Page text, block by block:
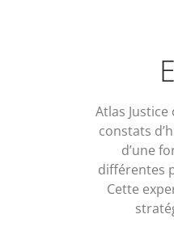
Atlas
constats
d’une
différentes
Cette